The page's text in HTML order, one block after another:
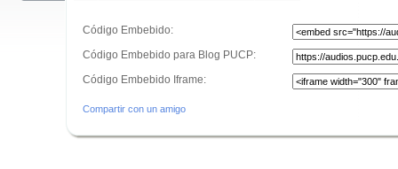
Código Embebido:
Código Embebido para Blog PUCP:
Código Embebido Iframe:
Compartir con un amigo